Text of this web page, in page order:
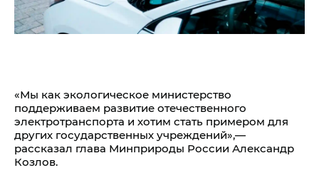
«Мы как экологическое министерство
поддерживаем развитие отечественного
электротранспорта и хотим стать примером для
других государственных учреждений»,—
рассказал глава Минприроды России Александр
Козлов.